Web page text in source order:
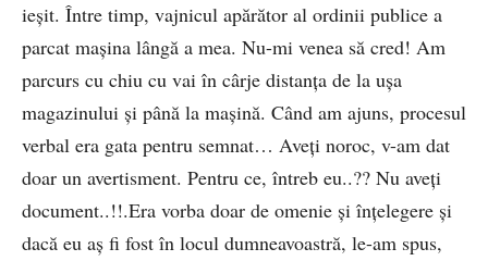
ieșit. Între timp, vajnicul apărător al ordinii publice a
parcat mașina lângă a mea. Nu-mi venea să cred! Am
parcurs cu chiu cu vai în cârje distanța de la ușa
magazinului și până la mașină. Când am ajuns, procesul
verbal era gata pentru semnat… Aveți noroc, v-am dat
doar un avertisment. Pentru ce, întreb eu..?? Nu aveți
document..!!.Era vorba doar de omenie și înțelegere și
dacă eu aș fi fost în locul dumneavoastră, le-am spus,